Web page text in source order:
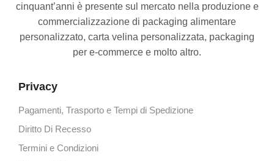
cinquant’anni è presente sul mercato nella produzione e
commercializzazione di packaging alimentare
personalizzato, carta velina personalizzata, packaging
per e-commerce e molto altro.
Privacy
Pagamenti, Trasporto e Tempi di Spedizione
Diritto Di Recesso
Termini e Condizioni